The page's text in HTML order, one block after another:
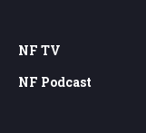
NF TV
NF Podcast